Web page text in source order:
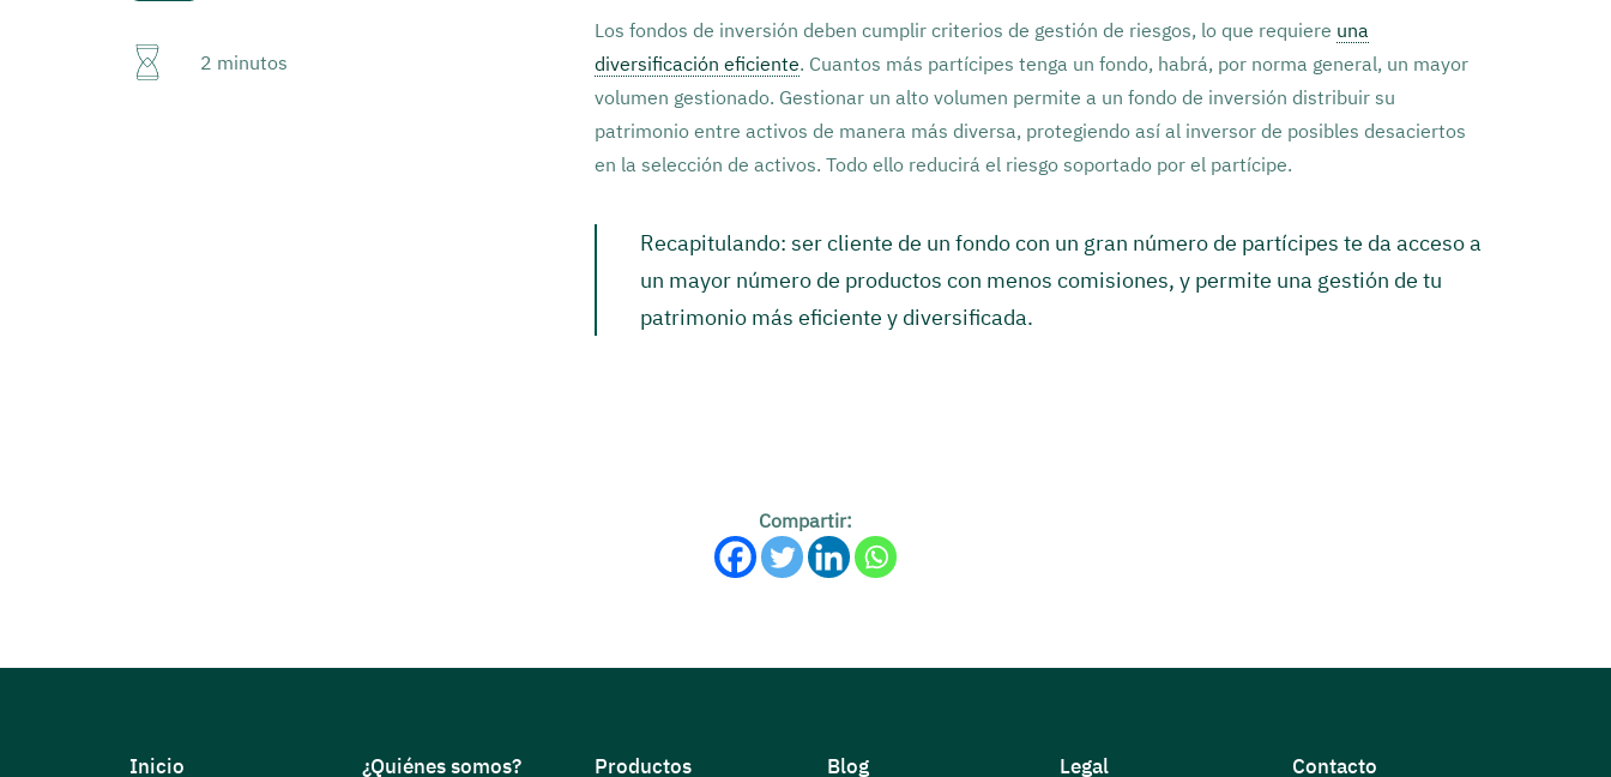
2 minutos
Los fondos de inversión deben cumplir criterios de gestión de riesgos, lo que requiere una
diversificación eficiente. Cuantos más partícipes tenga un fondo, habrá, por norma general, un mayor
volumen gestionado. Gestionar un alto volumen permite a un fondo de inversión distribuir su
patrimonio entre activos de manera más diversa, protegiendo así al inversor de posibles desaciertos
en la selección de activos. Todo ello reducirá el riesgo soportado por el partícipe.
Recapitulando: ser cliente de un fondo con un gran número de partícipes te da acceso a
un mayor número de productos con menos comisiones, y permite una gestión de tu
patrimonio más eficiente y diversificada.
Compartir:
Inicio ¿Quiénes somos? Productos Blog Legal Contacto